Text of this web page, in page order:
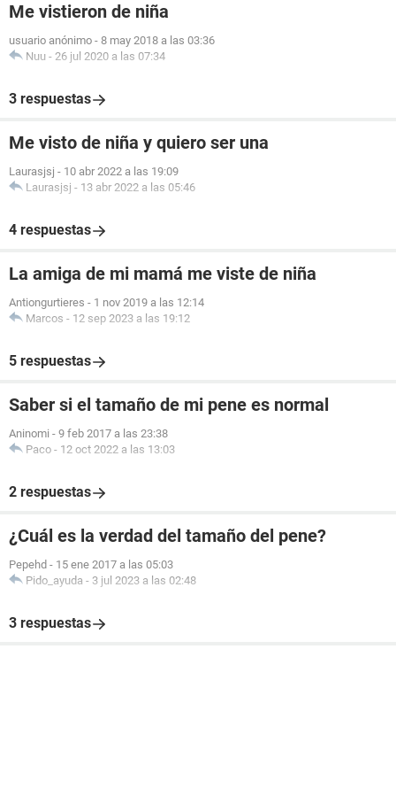
Me vistieron de niña
usuario anónimo - 8 may 2018 a las 03:36
Nuu - 26 jul 2020 a las 07:34
3 respuestas
Me visto de niña y quiero ser una
Laurasjsj - 10 abr 2022 a las 19:09
Laurasjsj - 13 abr 2022 a las 05:46
4 respuestas
La amiga de mi mamá me viste de niña
Antiongurtieres - 1 nov 2019 a las 12:14
Marcos - 12 sep 2023 a las 19:12
5 respuestas
Saber si el tamaño de mi pene es normal
Aninomi - 9 feb 2017 a las 23:38
Paco - 12 oct 2022 a las 13:03
2 respuestas
¿Cuál es la verdad del tamaño del pene?
Pepehd - 15 ene 2017 a las 05:03
Pido_ayuda - 3 jul 2023 a las 02:48
3 respuestas